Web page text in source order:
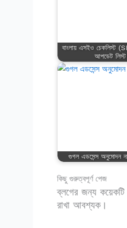
বাংলায় এসইও
আপডেট
গুগল এডসেন্স অনুমোদন
কিছু গুরুত্বপূর্ণ পেজ
ব্লগের জন্য
রাখা আবশ্যক।